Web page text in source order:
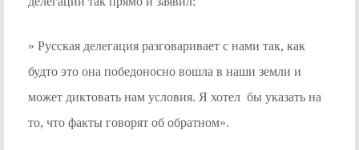
» Русская делегация разговаривает с нами так, как
будто это она победоносно вошла в наши земли и
может диктовать нам условия. Я хотел бы указать на
то, что факты говорят об обратном».